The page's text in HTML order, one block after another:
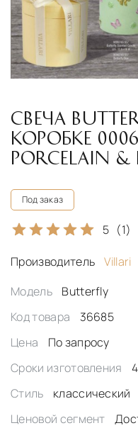
СВЕЧА
КОРОБКЕ
PORCELAIN &
Под заказ
5 (1)
Производитель
Villari
Модель
Butterfly
Код товара
36685
Цена
По запросу
Сроки изготовления
Стиль
классический
Ценовой сегмент